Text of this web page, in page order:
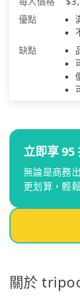
優點
缺點
立即享 95
無論是商務
更划算，輕
關於